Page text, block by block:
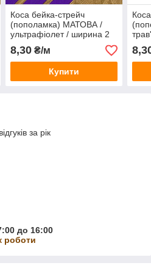
Коса бейка-стрейч
(пополамка) МАТОВА /
ультрафіолет / ширина 2
см / замовлення від 1
метра
8,30₴/м
Купити
за рік
до 16:00
роботи